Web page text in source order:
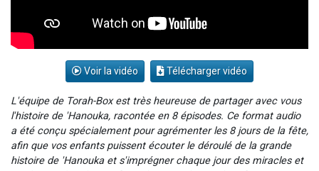
Voir la vidéo Télécharger vidéo
L'équipe de Torah-Box est très heureuse de partager avec vous
l'histoire de 'Hanouka, racontée en 8 épisodes. Ce format audio
a été conçu spécialement pour agrémenter les 8 jours de la fête,
afin que vos enfants puissent écouter le déroulé de la grande
histoire de 'Hanouka et s'imprégner chaque jour des miracles et